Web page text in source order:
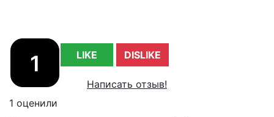
1 LIKE DISLIKE
Написать отзыв!
1 оценили